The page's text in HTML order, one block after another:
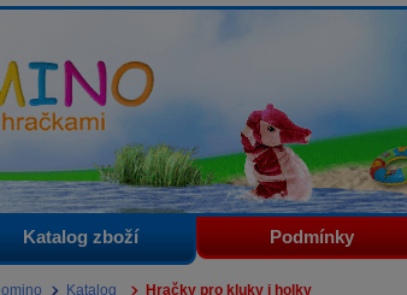
Katalog zboží Podmínky
Katalog Hračky pro kluky i holky